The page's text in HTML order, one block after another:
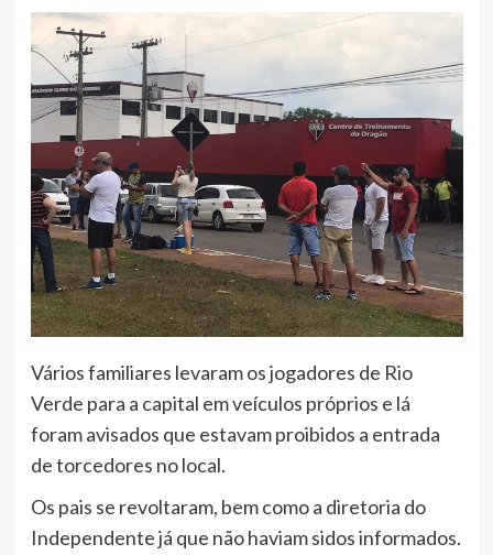
Vários familiares levaram os jogadores de Rio
Verde para a capital em veículos próprios e lá
foram avisados que estavam proibidos a entrada
de torcedores no local.
Os pais se revoltaram, bem como a diretoria do
Independente já que não haviam sidos informados.